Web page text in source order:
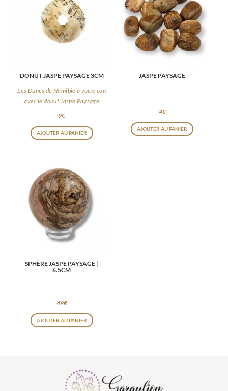
DONUT JASPE PAYSAGE 3CM
Les Dunes de Namibie à votre cou
avec le donut Jaspe Paysage
9€
AJOUTER AU PANIER
JASPE PAYSAGE
4€
AJOUTER AU PANIER
SPHÈRE JASPE PAYSAGE |
6.5CM
49€
AJOUTER AU PANIER